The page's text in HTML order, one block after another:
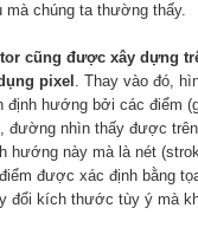
mà chúng ta thường thấy.
cũng được xây dựng
pixel . Thay vào đó,
định hướng bởi các điểm
đường nhìn thấy được
hướng này mà là nét
được xác định bằng
đổi kích thước tùy ý mà